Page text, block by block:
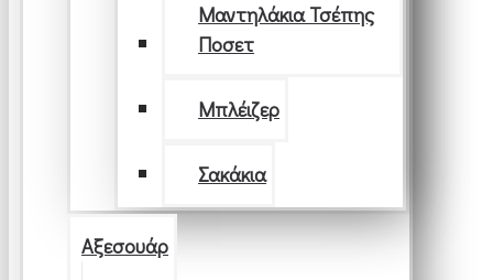
Μαντηλάκια Τσέπης
Ποσετ
Μπλέιζερ
Σακάκια
Αξεσουάρ